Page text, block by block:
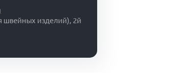
швейных изделий), 2й